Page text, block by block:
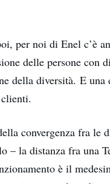
per noi di Enel c’è
delle persone
della diversità. E
convergenza fra
– la distanza fra una
è il